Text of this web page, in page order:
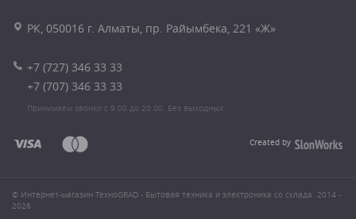
РК, 050016 г. Алматы, пр. Райымбека, 221 «Ж»
+7 (727) 346 33 33
+7 (707) 346 33 33
Принимаем звонки с 9.00 до 20.00. Без выходных.
Created by
© Интернет-магазин ТехноGRAD - Бытовая техника и электроника со склада. 2014 -
2026